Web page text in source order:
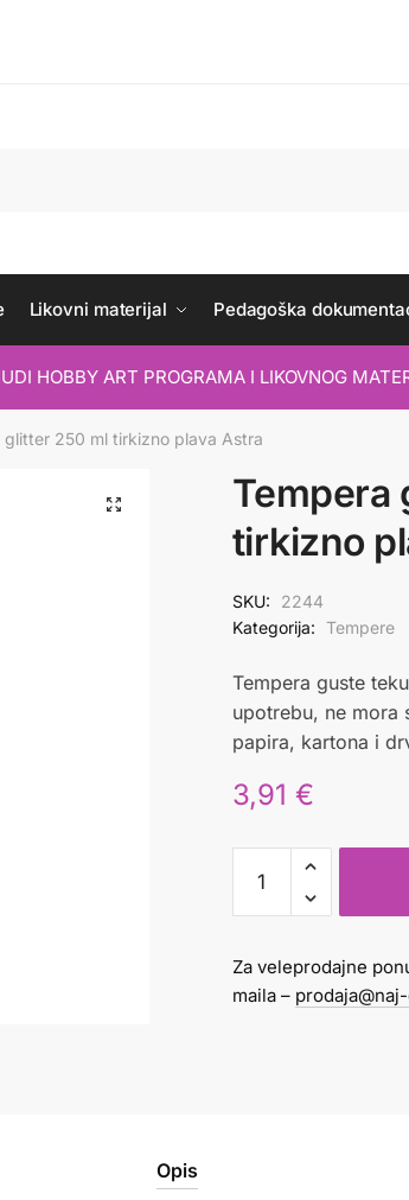
Likovni materijal Pedagoška
HOBBY ART PROGRAMA I LIKOVNOG
glitter 250 ml tirkizno plava Astra
Tempera
tirkizno
SKU:
2244
Kategorija: Tempere
Tempera guste
upotrebu, ne mora
papira, kartona i
3,91 €
Tempera
glitter
250
tirkizno
plava
Za veleprodajne
maila –
Opis